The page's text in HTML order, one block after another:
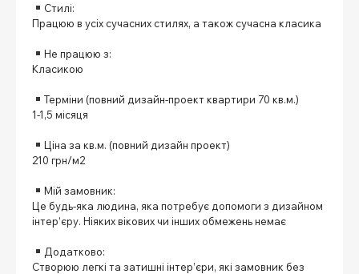
Стилі:
Працюю в усіх сучасних стилях, а також сучасна класика
Не працюю з:
Класикою
Терміни (повний дизайн-проект квартири 70 кв.м.)
1-1,5 місяця
Ціна за кв.м. (повний дизайн проект)
210 грн/м2
Мій замовник:
Це будь-яка людина, яка потребує допомоги з дизайном
інтер’єру. Ніяких вікових чи інших обмежень немає
Додатково:
Створюю легкі та затишні інтер’єри, які замовник без